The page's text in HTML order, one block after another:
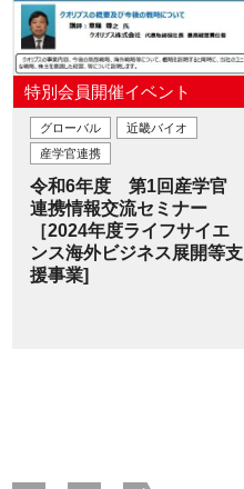
特別会員開催イベント
グローバル
近畿バイオ
産学官連携
令和6年度 第1回産学官
連携情報交流セミナー
［2024年度ライフサイエ
ンス海外ビジネス展開等支
援事業]